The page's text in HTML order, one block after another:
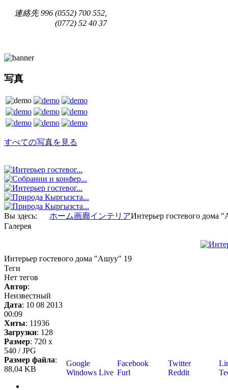
連絡先996 (0552) 700 552,
(0772) 52 40 37
写真
すべての写真を見る
Вы здесь: ホーム画廊インテリアИнтерьер гостевого дома
Галерея
Интерьер гостевого дома "Ашуу" 19
Теги
Нет тегов
Автор:
Неизвестный
Дата: 10 08 2013
00:09
Хиты: 11936
Загрузки: 128
Размер: 720 x
540 / JPG
Размер файла:
88,04 KB
Google Facebook Twitter
Windows Live Furl Reddit